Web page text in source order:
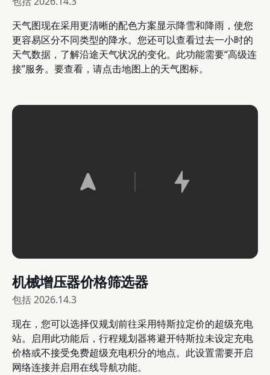
天气图现在采用更清晰的配色方案显示降雪和降雨，使您
更容易区分不同类型的降水。您还可以查看过去一小时的
天气数据，了解沿途天气状况的变化。此功能需要“高级连
接”服务。要查看，请点击地图上的天气图标。
机械增压器价格筛选器
包括2026.14.3
现在，您可以选择仅规划前往采用特斯拉定价的超级充电
站。启用此功能后，行程规划器将避开特斯拉未设定充电
价格或不接受免费超级充电积分的地点。此设置需要开启
网络连接并启用在线导航功能。